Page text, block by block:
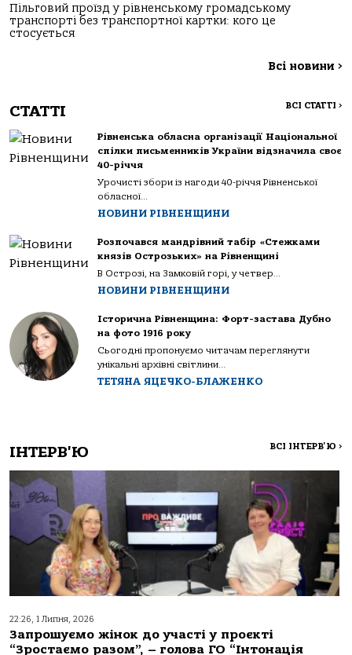
Пільговий проїзд у рівненському громадському
транспорті без транспортної картки: кого це
стосується
Всі новини >
СТАТТІ ВСІ СТАТТІ >
Рівненська обласна організації Національної
спілки письменників України відзначила своє
40-річчя
Урочисті збори із нагоди 40-річчя Рівненської
обласної...
НОВИНИ РІВНЕНЩИНИ
Розпочався мандрівний табір «Стежками
князів Острозьких» на Рівненщині
В Острозі, на Замковій горі, у четвер...
НОВИНИ РІВНЕНЩИНИ
Історична Рівненщина: Форт-застава Дубно
на фото 1916 року
Сьогодні пропонуємо читачам переглянути
унікальні архівні світлини...
ТЕТЯНА ЯЦЕЧКО-БЛАЖЕНКО
ІНТЕРВ'Ю ВСІ ІНТЕРВ'Ю >
22:26, 1 Липня, 2026
Запрошуємо жінок до участі у проєкті
“Зростаємо разом”, – голова ГО “Інтонація